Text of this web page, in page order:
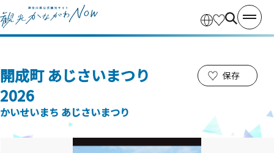
開成町 あじさいまつり
2026
かいせいまち あじさいまつり
保存